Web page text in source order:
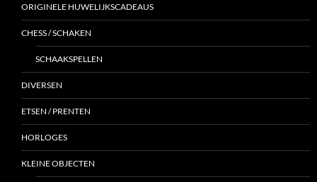
ORIGINELE HUWELIJKSCADEAUS
CHESS / SCHAKEN
SCHAAKSPELLEN
DIVERSEN
ETSEN / PRENTEN
HORLOGES
KLEINE OBJECTEN